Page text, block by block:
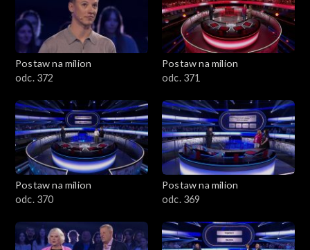
Postaw na milion
odc. 372
Postaw na milion
odc. 371
Postaw na milion
odc. 370
Postaw na milion
odc. 369